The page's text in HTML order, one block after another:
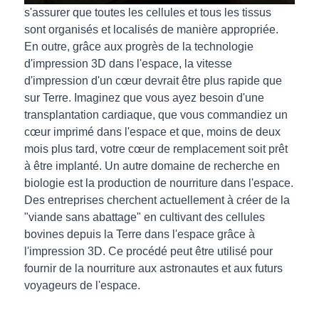
s'assurer que toutes les cellules et tous les tissus
sont organisés et localisés de manière appropriée.
En outre, grâce aux progrès de la technologie
d'impression 3D dans l'espace, la vitesse
d'impression d'un cœur devrait être plus rapide que
sur Terre. Imaginez que vous ayez besoin d'une
transplantation cardiaque, que vous commandiez un
cœur imprimé dans l'espace et que, moins de deux
mois plus tard, votre cœur de remplacement soit prêt
à être implanté. Un autre domaine de recherche en
biologie est la production de nourriture dans l'espace.
Des entreprises cherchent actuellement à créer de la
"viande sans abattage" en cultivant des cellules
bovines depuis la Terre dans l'espace grâce à
l'impression 3D. Ce procédé peut être utilisé pour
fournir de la nourriture aux astronautes et aux futurs
voyageurs de l'espace.